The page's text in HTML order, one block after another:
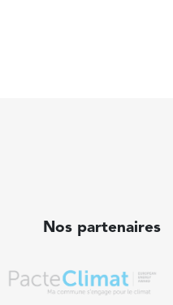
Nos partenaires